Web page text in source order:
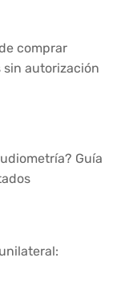
comprar
autorización
Guía